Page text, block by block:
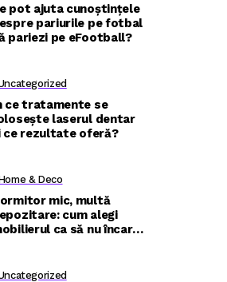
pot ajuta cunoștințele
pariurile pe fotbal
pariezi pe eFootball?
ce tratamente se
laserul dentar
ce rezultate oferă?
& Deco
mic, multă
cum alegi
ca să nu încarci